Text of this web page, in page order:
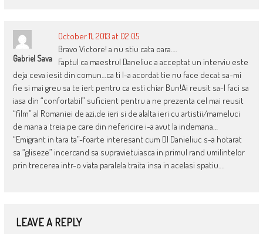
Gabriel Sava
October 11, 2013 at 02:05
Bravo Victore! a nu stiu cata oara….
Faptul ca maestrul Daneliuc a acceptat un interviu este
deja ceva iesit din comun…ca ti l-a acordat tie nu face decat sa-mi
fie si mai greu sa te iert pentru ca esti chiar Bun!Ai reusit sa-l faci sa
iasa din “confortabil” suficient pentru a ne prezenta cel mai reusit
“film” al Romaniei de azi,de ieri si de alalta ieri cu artistii/mameluci
de mana a treia pe care din nefericire i-a avut la indemana…
“Emigrant in tara ta”-foarte interesant cum Dl Danieliuc s-a hotarat
sa “gliseze” incercand sa supravietuiasca in primul rand umilintelor
prin trecerea intr-o viata paralela traita insa in acelasi spatiu….
LEAVE A REPLY